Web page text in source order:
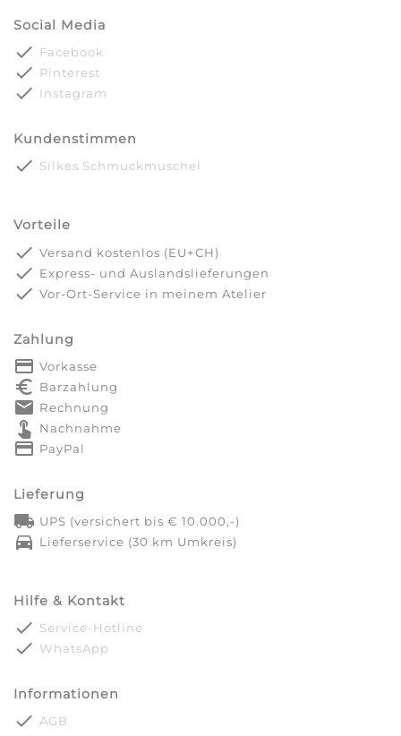
Social Media
done Facebook
done Pinterest
done Instagram
Kundenstimmen
done Silkes Schmuckmuschel
Vorteile
done Versand kostenlos (EU+CH)
done Express- und Auslandslieferungen
done Vor-Ort-Service in meinem Atelier
Zahlung
payment Vorkasse
euro_symbol Barzahlung
markunread Rechnung
touch_app Nachnahme
credit_card PayPal
Lieferung
local_shipping UPS (versichert bis € 10.000,-)
directions_car Lieferservice (30 km Umkreis)
Hilfe & Kontakt
done Service-Hotline
done WhatsApp
Informationen
done AGB